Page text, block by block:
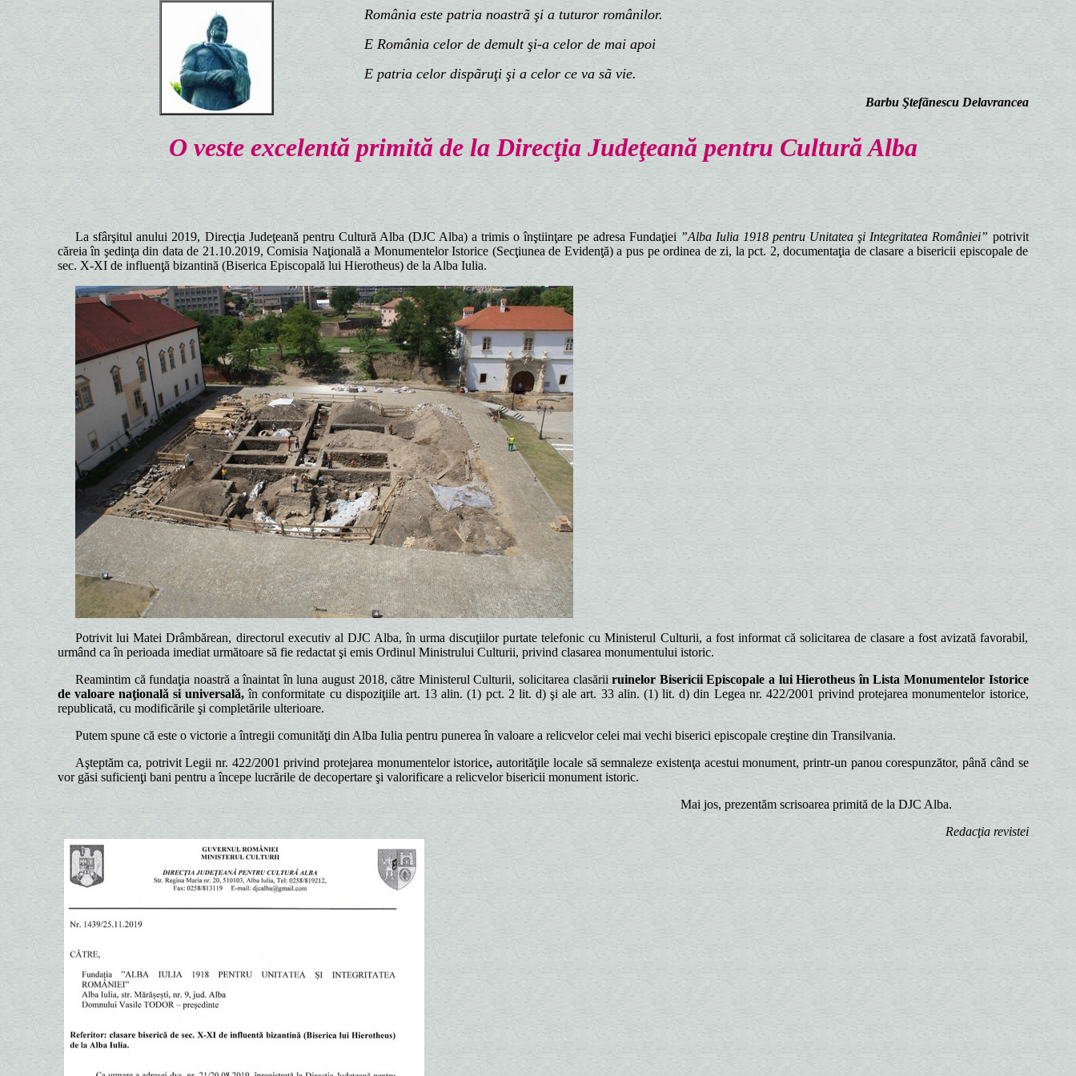
România este patria noastrã şi a tuturor românilor.
E România celor de demult şi-a celor de mai apoi
E patria celor dispãruţi şi a celor ce va sã vie.
Barbu Ştefãnescu Delavrancea
O veste excelentă primită de la Direcţia Judeţeană pentru Cultură Alba
La sfârşitul anului 2019, Direcţia Judeţeană pentru Cultură Alba (DJC Alba) a trimis o înştiinţare pe adresa Fundaţiei ”Alba Iulia 1918 pentru Unitatea şi Integritatea României” potrivit
căreia în şedinţa din data de 21.10.2019, Comisia Naţională a Monumentelor Istorice (Secţiunea de Evidenţă) a pus pe ordinea de zi, la pct. 2, documentaţia de clasare a bisericii episcopale de
sec. X-XI de influenţă bizantină (Biserica Episcopală lui Hierotheus) de la Alba Iulia.
Potrivit lui Matei Drâmbărean, directorul executiv al DJC Alba, în urma discuţiilor purtate telefonic cu Ministerul Culturii, a fost informat că solicitarea de clasare a fost avizată favorabil,
urmând ca în perioada imediat următoare să fie redactat şi emis Ordinul Ministrului Culturii, privind clasarea monumentului istoric.
Reamintim că fundaţia noastră a înaintat în luna august 2018, către Ministerul Culturii, solicitarea clasăriiruinelor Bisericii Episcopale a lui Hierotheus în Lista Monumentelor Istorice
de valoare naţională si universală,în conformitate cu dispoziţiile art. 13 alin. (1) pct. 2 lit. d) şi ale art. 33 alin. (1) lit. d) din Legea nr. 422/2001 privind protejarea monumentelor istorice,
republicată, cu modificările şi completările ulterioare.
Putem spune că este o victorie a întregii comunităţi din Alba Iulia pentru punerea în valoare a relicvelor celei mai vechi biserici episcopale creştine din Transilvania.
Aşteptăm ca, potrivit Legii nr. 422/2001 privind protejarea monumentelor istorice, autorităţile locale să semnaleze existenţa acestui monument, printr-un panou corespunzător, până când se
vor găsi suficienţi bani pentru a începe lucrările de decopertare şi valorificare a relicvelor bisericii monument istoric.
Mai jos, prezentăm scrisoarea primită de la DJC Alba.
Redacţia revistei